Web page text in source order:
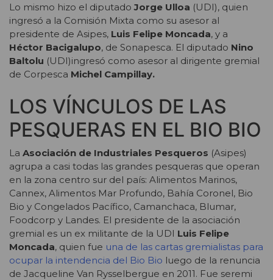
Lo mismo hizo el diputadoJorge Ulloa (UDI), quien
ingresó a la Comisión Mixta como su asesor al
presidente de Asipes, Luis Felipe Moncada, y a
Héctor Bacigalupo, de Sonapesca. El diputado Nino
Baltolu (UDI)ingresó como asesor al dirigente gremial
de Corpesca Michel Campillay.
LOS VÍNCULOS DE LAS
PESQUERAS EN EL BIO BIO
La Asociación de Industriales Pesqueros (Asipes)
agrupa a casi todas las grandes pesqueras que operan
en la zona centro sur del país: Alimentos Marinos,
Cannex, Alimentos Mar Profundo, Bahía Coronel, Bio
Bio y Congelados Pacífico, Camanchaca, Blumar,
Foodcorp y Landes. El presidente de la asociación
gremial es un ex militante de la UDI Luis Felipe
Moncada, quien fue una de las cartas gremialistas para
ocupar la intendencia del Bio Bio luego de la renuncia
de Jacqueline Van Rysselbergue en 2011. Fue seremi